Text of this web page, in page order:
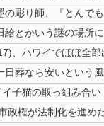
子猫の取っ組み合い